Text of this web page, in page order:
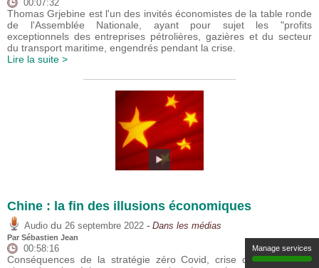
00:07:32
Thomas Grjebine est l'un des invités économistes de la table ronde
de l'Assemblée Nationale, ayant pour sujet les "profits
exceptionnels des entreprises pétrolières, gazières et du secteur
du transport maritime, engendrés pendant la crise.
Lire la suite >
Chine : la fin des illusions économiques
Audio du 26 septembre 2022 - Dans les médias
Par Sébastien Jean
00:58:16
Conséquences de la stratégie zéro Covid, crise de l’immobilier,
Manage services